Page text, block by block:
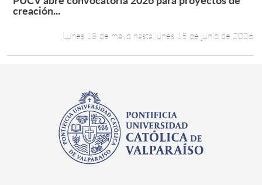
Leer más +
creación...
Lunes 18 de mayo hasta lunes 15 de junio de 2026